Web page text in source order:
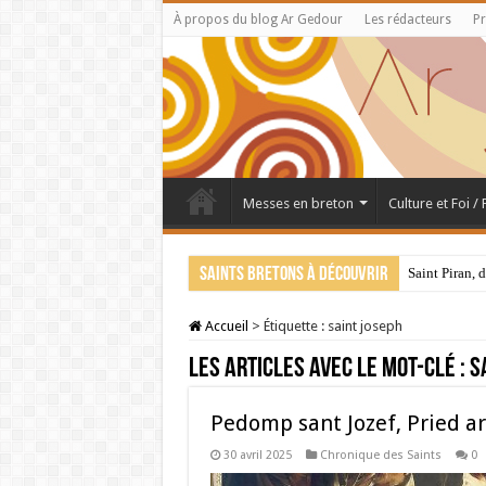
À propos du blog Ar Gedour Les rédacteurs
Messes en breton Culture et Foi /
Saints bretons à découvrir Saint Piran,
Accueil > Étiquette : saint joseph
Les articles avec le mot-clé :
Pedomp sant Jozef, Pried
30 avril 2025 Chronique des Saints 0